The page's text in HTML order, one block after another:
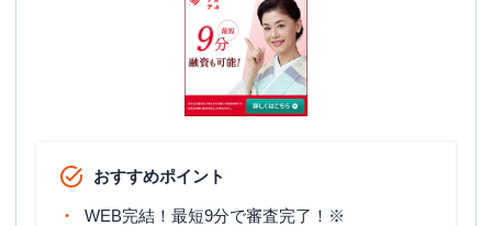
茨城県古河市東1-1-2
おすすめポイント
WEB完結！最短9分で審査完了！※